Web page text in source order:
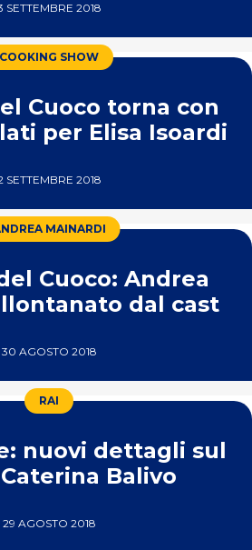
SETTEMBRE 2018
COOKING SHOW
Cuoco torna con
per Elisa Isoardi
SETTEMBRE 2018
MAINARDI
Cuoco: Andrea
dal cast
30 AGOSTO 2018
RAI
nuovi dettagli sul
Balivo
29 AGOSTO 2018